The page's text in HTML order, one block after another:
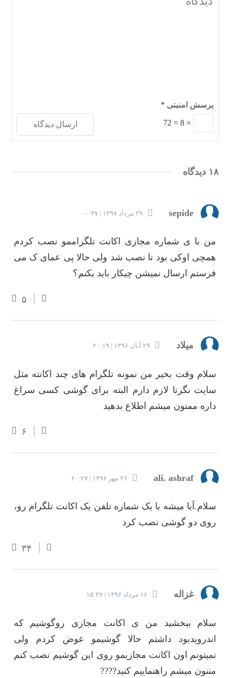
پرسش امنیتی *
×
8
=
72
۱۸ دیدگاه
sepide ۲۹ مرداد ۱۳۹۷ | ۰۰:۳۷
من با ی شماره مجازی اکانت تلگراممو نصب کردم
همچی اوکی بود تا نصب شد ولی حالا پی عمای ک می
فرستم ارسال نمیشن چیکار باید بکنم؟
۵
میلاد ۲۹ آبان ۱۳۹۶ | ۲۰:۱۹
سلام وقت بخیر من نمونه تلگرام های چند اکانته مثل
سایت نگرتا لازم دارم البته برای گوشی کسی سراغ
داره ممنون میشم اطلاع بدهید
۶
ali. ashraf ۲۶ مهر ۱۳۹۶ | ۲۰:۲۷
سلام.آیا میشه با یک شماره تلفن یک اکانت تلگرام رو،
روی دو گوشی نصب کرد
۳۴
غزاله ۱۶ مرداد ۱۳۹۶ | ۱۵:۳۷
سلام ببخشید من ی اکانت مجازی روگوشیم که
اندرویدبود داشتم حالا گوشیمو عوض کردم ولی
نمیتونم اون اکانت مجازیمو روی این گوشیم نصب کنم
مننون میشم راهنماییم کنید????